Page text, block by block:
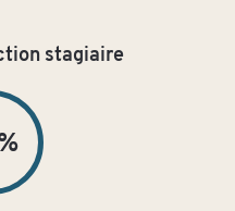
stagiaire